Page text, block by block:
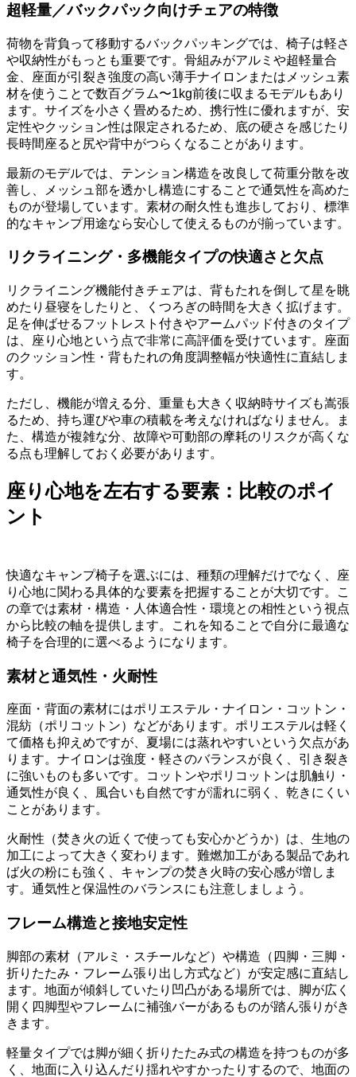
超軽量／バックパック向けチェアの特徴
荷物を背負って移動するバックパッキングでは、椅子は軽さ
や収納性がもっとも重要です。骨組みがアルミや超軽量合
金、座面が引裂き強度の高い薄手ナイロンまたはメッシュ素
材を使うことで数百グラム〜1kg前後に収まるモデルもあり
ます。サイズを小さく畳めるため、携行性に優れますが、安
定性やクッション性は限定されるため、底の硬さを感じたり
長時間座ると尻や背中がつらくなることがあります。
最新のモデルでは、テンション構造を改良して荷重分散を改
善し、メッシュ部を透かし構造にすることで通気性を高めた
ものが登場しています。素材の耐久性も進歩しており、標準
的なキャンプ用途なら安心して使えるものが揃っています。
リクライニング・多機能タイプの快適さと欠点
リクライニング機能付きチェアは、背もたれを倒して星を眺
めたり昼寝をしたりと、くつろぎの時間を大きく拡げます。
足を伸ばせるフットレスト付きやアームパッド付きのタイプ
は、座り心地という点で非常に高評価を受けています。座面
のクッション性・背もたれの角度調整幅が快適性に直結しま
す。
ただし、機能が増える分、重量も大きく収納時サイズも嵩張
るため、持ち運びや車の積載を考えなければなりません。ま
た、構造が複雑な分、故障や可動部の摩耗のリスクが高くな
る点も理解しておく必要があります。
座り心地を左右する要素：比較のポイ
ント
快適なキャンプ椅子を選ぶには、種類の理解だけでなく、座
り心地に関わる具体的な要素を把握することが大切です。こ
の章では素材・構造・人体適合性・環境との相性という視点
から比較の軸を提供します。これを知ることで自分に最適な
椅子を合理的に選べるようになります。
素材と通気性・火耐性
座面・背面の素材にはポリエステル・ナイロン・コットン・
混紡（ポリコットン）などがあります。ポリエステルは軽く
て価格も抑えめですが、夏場には蒸れやすいという欠点があ
ります。ナイロンは強度・軽さのバランスが良く、引き裂き
に強いものも多いです。コットンやポリコットンは肌触り・
通気性が良く、風合いも自然ですが濡れに弱く、乾きにくい
ことがあります。
火耐性（焚き火の近くで使っても安心かどうか）は、生地の
加工によって大きく変わります。難燃加工がある製品であれ
ば火の粉にも強く、キャンプの焚き火時の安心感が増しま
す。通気性と保温性のバランスにも注意しましょう。
フレーム構造と接地安定性
脚部の素材（アルミ・スチールなど）や構造（四脚・三脚・
折りたたみ・フレーム張り出し方式など）が安定感に直結し
ます。地面が傾斜していたり凹凸がある場所では、脚が広く
開く四脚型やフレームに補強バーがあるものが踏ん張りがき
きます。
軽量タイプでは脚が細く折りたたみ式の構造を持つものが多
く、地面に入り込んだり揺れやすかったりするので、地面の